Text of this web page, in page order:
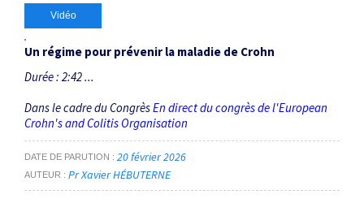
Vidéo
Un régime pour prévenir la maladie de Crohn
Durée : 2:42 ...
Dans le cadre du CongrèsEn direct du congrès de l'European
Crohn's and Colitis Organisation
DATE DE PARUTION 20 février 2026
AUTEUR Pr Xavier HÉBUTERNE